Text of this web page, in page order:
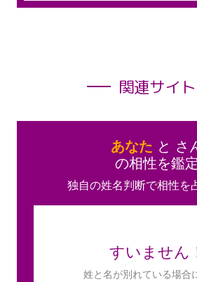
関連サイト
あなた と さ
の相性を鑑定
独自の姓名判断で相性を
すいません
姓と名が別れている場合